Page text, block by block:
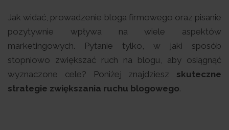
Jak widać, prowadzenie bloga firmowego oraz pisanie
pozytywnie wpływa na wiele aspektów
marketingowych. Pytanie tylko, w jaki sposób
stopniowo zwiększać ruch na blogu, aby osiągnąć
wyznaczone cele? Poniżej znajdziesz skuteczne
strategie zwiększania ruchu blogowego.